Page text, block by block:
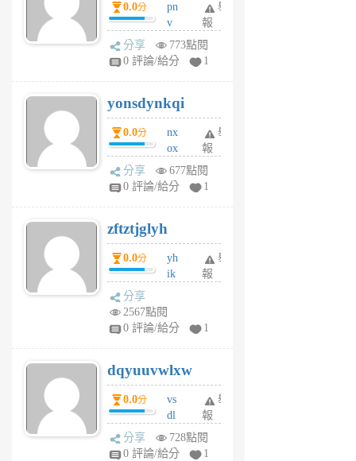
月
前
0.0分
pn
v
wt
sv
6
個
月
前
舉
報
分享
773點閱
0 評論/給分
1
yonsdynkqi
0.0分
nx
ox
rh
pe
月
前
舉
報
分享
677點閱
0 評論/給分
1
zftztjglyh
0.0分
yh
ik
tu
6
個
月
前
舉
報
分享
2567點閱
0 評論/給分
1
dqyuuvwlxw
0.0分
vs
dl
sq
fy
舉
報
分享
728點閱
0 評論/給分
1